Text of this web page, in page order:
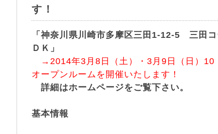
す！
「神奈川県川崎市多摩区三田1-12-5 三
ＤＫ」
→2014年3月8日（土）・3月9日（日）
オープンルームを開催いたします！
詳細はホームページをご覧下さい。
基本情報